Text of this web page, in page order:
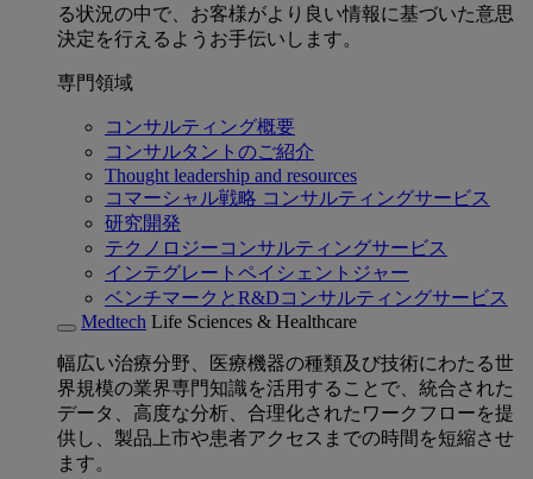
る状況の中で、お客様がより良い情報に基づいた意思
決定を行えるようお手伝いします。
専門領域
コンサルティング概要
コンサルタントのご紹介
Thought leadership and resources
コマーシャル戦略 コンサルティングサービス
研究開発
テクノロジーコンサルティングサービス
インテグレートペイシェントジャー
ベンチマークとR&Dコンサルティングサービス
Medtech Life Sciences & Healthcare
幅広い治療分野、医療機器の種類及び技術にわたる世
界規模の業界専門知識を活用することで、統合された
データ、高度な分析、合理化されたワークフローを提
供し、製品上市や患者アクセスまでの時間を短縮させ
ます。